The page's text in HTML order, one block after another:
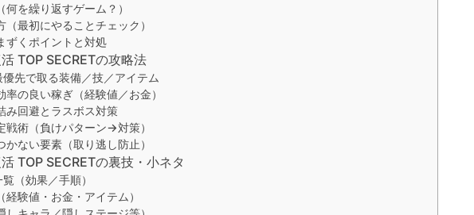
何を繰り返すゲーム？）
（最初にやることチェック）
ずくポイントと対処
TOP SECRETの攻略法
先で取る装備／技／アイテム
率の良い稼ぎ（経験値／お金）
み回避とラスボス対策
戦術（負けパターン→対策）
かない要素（取り逃し防止）
TOP SECRETの裏技・小ネタ
（効果／手順）
経験値・お金・アイテム）